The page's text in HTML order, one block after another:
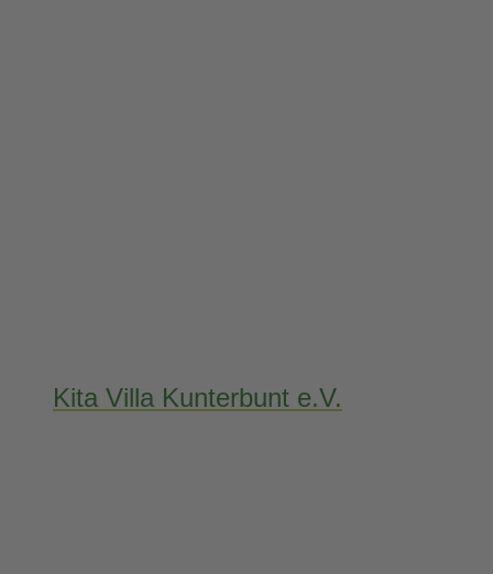
Kita Villa Kunterbunt e.V.